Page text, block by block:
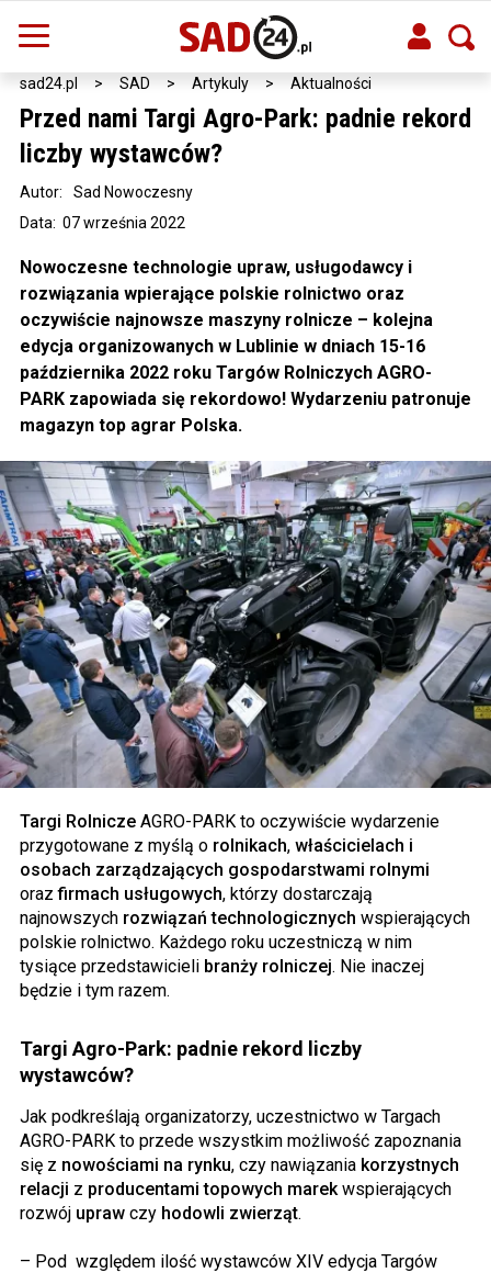
sad24.pl > SAD > Artykuly > Aktualności
Przed nami Targi Agro-Park: padnie rekord
liczby wystawców?
Data: 07 września 2022
Autor: Sad Nowoczesny
Nowoczesne technologie upraw, usługodawcy i
rozwiązania wpierające polskie rolnictwo oraz
oczywiście najnowsze maszyny rolnicze – kolejna
edycja organizowanych w Lublinie w dniach 15-16
października 2022 roku Targów Rolniczych AGRO-
PARK zapowiada się rekordowo! Wydarzeniu patronuje
magazyn top agrar Polska.
Targi Rolnicze AGRO-PARK to oczywiście wydarzenie
przygotowane z myślą o rolnikach, właścicielach i
osobach zarządzających gospodarstwami rolnymi
orazfirmach usługowych, którzy dostarczają
najnowszych rozwiązań technologicznych wspierających
polskie rolnictwo. Każdego roku uczestniczą w nim
tysiące przedstawicieli branży rolniczej. Nie inaczej
będzie i tym razem.
Targi Agro-Park: padnie rekord liczby
wystawców?
Jak podkreślają organizatorzy, uczestnictwo w Targach
AGRO-PARK to przede wszystkim możliwość zapoznania
się z nowościami na rynku, czy nawiązania korzystnych
relacji z producentami topowych marek wspierających
rozwój upraw czy hodowli zwierząt.
– Pod względem ilość wystawców XIV edycja Targów